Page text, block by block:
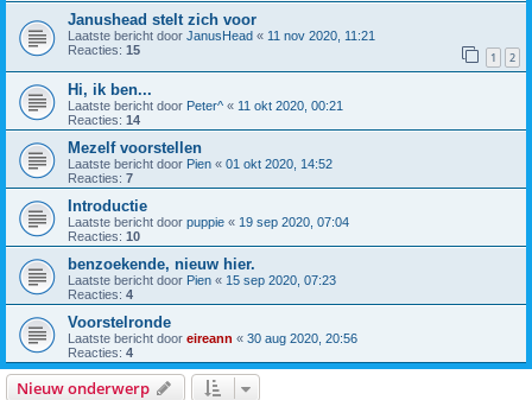
Janushead stelt zich voor
Laatste bericht door JanusHead « 11 nov 2020, 11:21
Reacties: 15 1 2
Hi, ik ben...
Laatste bericht door Peter^ « 11 okt 2020, 00:21
Reacties: 14
Mezelf voorstellen
Laatste bericht door Pien « 01 okt 2020, 14:52
Reacties: 7
Introductie
Laatste bericht door puppie « 19 sep 2020, 07:04
Reacties: 10
benzoekende, nieuw hier.
Laatste bericht door Pien « 15 sep 2020, 07:23
Reacties: 4
Voorstelronde
Laatste bericht door eireann « 30 aug 2020, 20:56
Reacties: 4
Nieuw onderwerp